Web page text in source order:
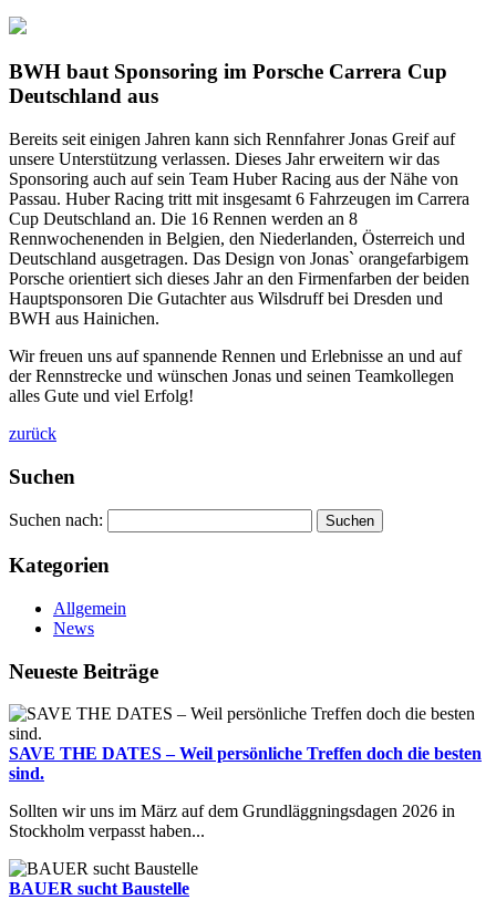
BWH baut Sponsoring im Porsche Carrera Cup
Deutschland aus
Bereits seit einigen Jahren kann sich Rennfahrer Jonas Greif auf
unsere Unterstützung verlassen. Dieses Jahr erweitern wir das
Sponsoring auch auf sein Team Huber Racing aus der Nähe von
Passau. Huber Racing tritt mit insgesamt 6 Fahrzeugen im Carrera
Cup Deutschland an. Die 16 Rennen werden an 8
Rennwochenenden in Belgien, den Niederlanden, Österreich und
Deutschland ausgetragen. Das Design von Jonas` orangefarbigem
Porsche orientiert sich dieses Jahr an den Firmenfarben der beiden
Hauptsponsoren Die Gutachter aus Wilsdruff bei Dresden und
BWH aus Hainichen.
Wir freuen uns auf spannende Rennen und Erlebnisse an und auf
der Rennstrecke und wünschen Jonas und seinen Teamkollegen
alles Gute und viel Erfolg!
zurück
Suchen
Suchen nach:
Kategorien
Allgemein
News
Neueste Beiträge
SAVE THE DATES – Weil persönliche Treffen doch die besten
sind.
Sollten wir uns im März auf dem Grundläggningsdagen 2026 in
Stockholm verpasst haben...
BAUER sucht Baustelle